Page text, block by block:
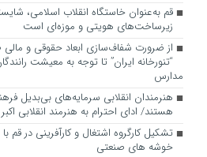
قم به‌عنوان خاستگاه انقلاب اسلامی،
زیرساخت‌های هویتی و موزه‌ای است
از ضرورت شفاف‌سازی ابعاد حقوقی و
“تنورخانه ایران” تا توجه به معیشت
مدارس
هنرمندان انقلابی سرمایه‌های بی‌بدیل
هستند/ ادای احترام به هنرمند انقلابی
تشکیل کارگروه اشتغال و کارآفرینی در قم
خوشه های صنعتی